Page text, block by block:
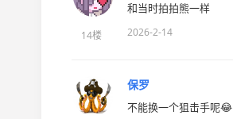
14楼
和当时拍拍熊一样
2026-2-14
保罗
不能换一个狙击手呢😂